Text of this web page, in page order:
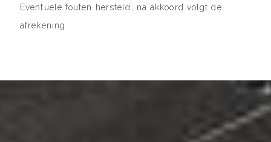
Eventuele fouten hersteld, na akkoord volgt de
afrekening